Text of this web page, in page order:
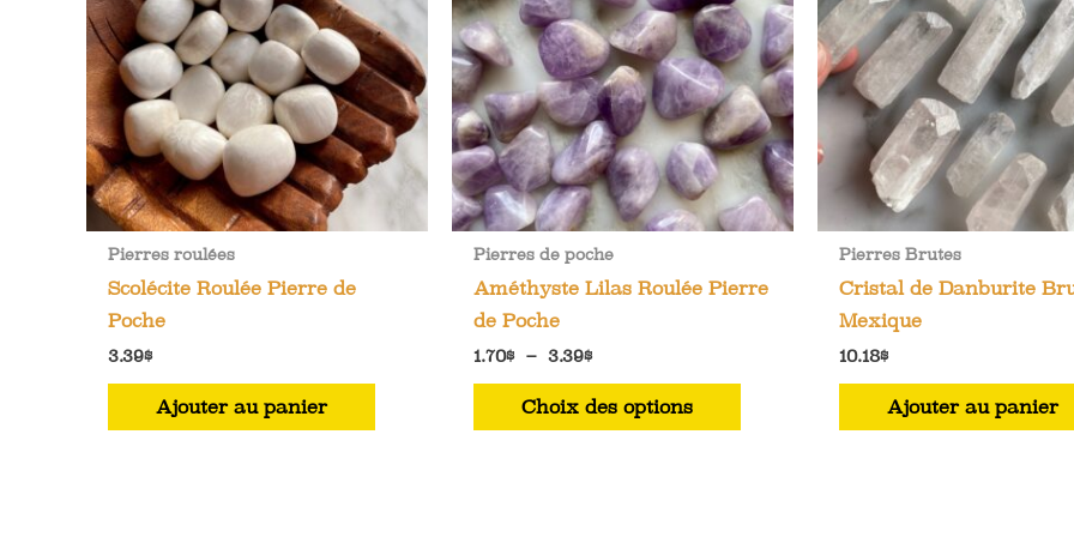
Pierres roulées
Scolécite Roulée Pierre de
Poche
3.39$
Ajouter au panier
Pierres de poche
Améthyste Lilas Roulée Pierre
de Poche
1.70$ – 3.39$Plage
prix :
1.70$
à
Choix des options
Ce
Pierres Brutes
Cristal de Danburite
Mexique
10.18$
Ajouter au panier